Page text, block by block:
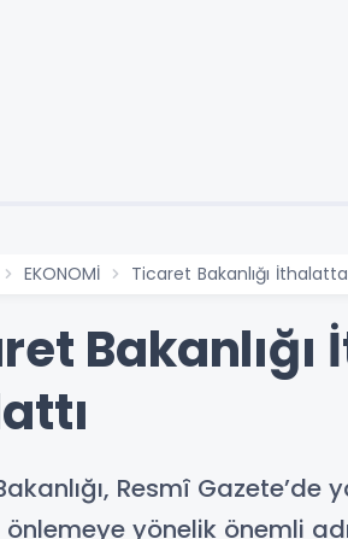
EKONOMİ Ticaret Bakanlığı
Resmî
yönelik önemli